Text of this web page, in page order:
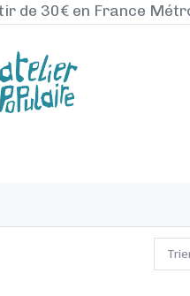
de 30€ en France